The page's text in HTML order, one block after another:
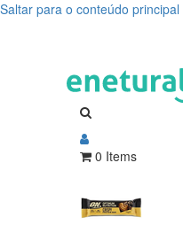
Saltar para o conteúdo principal
0 Items